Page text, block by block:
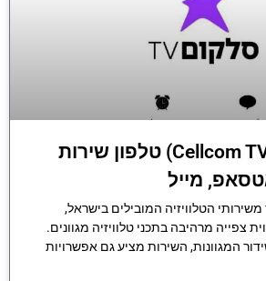
סלקום טיוי (Cellcom TV) טלפון שירות
מייל
הטלוויזיה המובילים בישראל,
צפייה מרהיבה בתכני טלוויזיה מגוונים.
המגוונות, השירות מציע גם אפשרויות